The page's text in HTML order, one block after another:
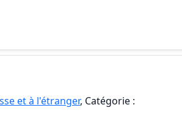
et à l'étranger, Catégorie :